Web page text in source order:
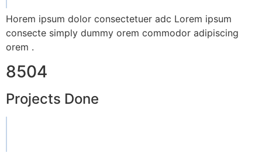
Horem ipsum dolor consectetuer adc Lorem ipsum
consecte simply dummy orem commodor adipiscing
orem .
8504
Projects Done